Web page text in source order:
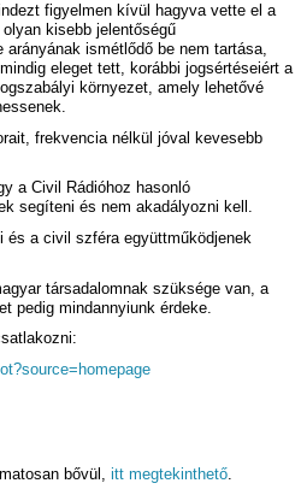
figyelmen kívül hagyva vette el a
kisebb jelentőségű
ismétlődő be nem tartása,
eleget tett, korábbi jogsértéseiért a
környezet, amely lehetővé
frekvencia nélkül jóval kevesebb
a Civil Rádióhoz hasonló
segíteni és nem akadályozni kell.
és a civil szféra együttműködjenek
társadalomnak szüksége van, a
pedig mindannyiunk érdeke.
bővül, itt megtekinthető.